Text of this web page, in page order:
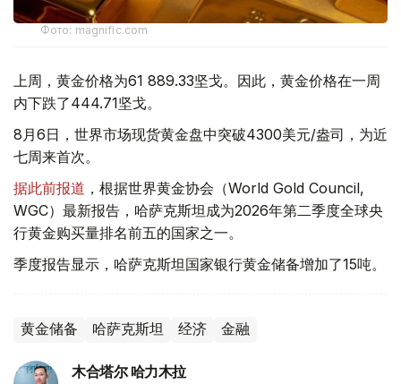
Фото: magnific.com
上周，黄金价格为61 889.33坚戈。因此，黄金价格在一周
内下跌了444.71坚戈。
8月6日，世界市场现货黄金盘中突破4300美元/盎司，为近
七周来首次。
据此前报道 ，根据世界黄金协会（World Gold Council,
WGC）最新报告，哈萨克斯坦成为2026年第二季度全球央
行黄金购买量排名前五的国家之一。
季度报告显示，哈萨克斯坦国家银行黄金储备增加了15吨。
黄金储备 哈萨克斯坦 经济 金融
木合塔尔 哈力木拉